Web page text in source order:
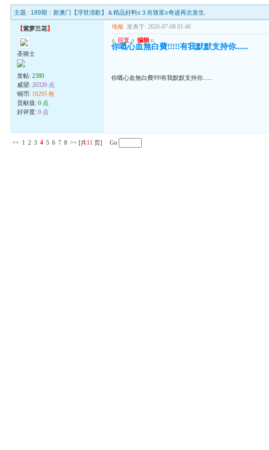
主题 : 189期：新澳门【浮世清歡】＆精品好料≤３肖致富≥奇迹再次发生.
【紫萝兰花】
圣骑士
发帖:2380
威望:20326 点
铜币: 10295 枚
贡献值:0 点
好评度:0 点
地板 发表于: 2026-07-08 01:46
u 回复 u 编辑 u
你嘅心血無白費!!!!!有我默默支持你......
你嘅心血無白費!!!!!有我默默支持你......
<< 1 2 3 4 5 6 7 8 >> [共11 页] Go